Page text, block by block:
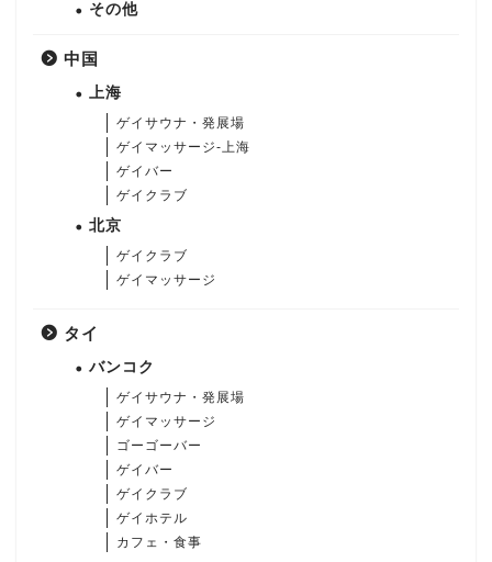
その他
中国
上海
ゲイサウナ・発展場
ゲイマッサージ-上海
ゲイバー
ゲイクラブ
北京
ゲイクラブ
ゲイマッサージ
タイ
バンコク
ゲイサウナ・発展場
ゲイマッサージ
ゴーゴーバー
ゲイバー
ゲイクラブ
ゲイホテル
カフェ・食事